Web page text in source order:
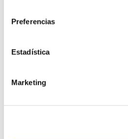
Preferencias
Estadística
Marketing